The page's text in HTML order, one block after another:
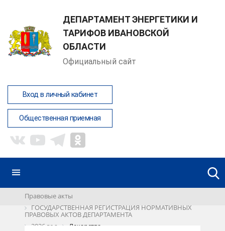
ДЕПАРТАМЕНТ ЭНЕРГЕТИКИ И
ТАРИФОВ ИВАНОВСКОЙ
ОБЛАСТИ
Официальный сайт
Вход в личный кабинет
Общественная приемная
Правовые акты
ГОСУДАРСТВЕННАЯ РЕГИСТРАЦИЯ НОРМАТИВНЫХ
ПРАВОВЫХ АКТОВ ДЕПАРТАМЕНТА
2026 год
Лекарства